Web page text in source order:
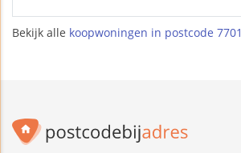
Bekijk alle koopwoningen in postcode 7701